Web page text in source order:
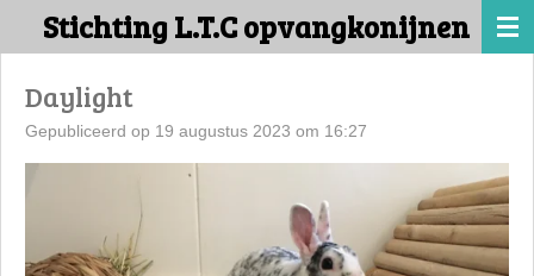
direct
hoofdinhoud
Stichting L.T.C opvangkonijnen
Daylight
Gepubliceerd op 19 augustus 2023 om 16:27